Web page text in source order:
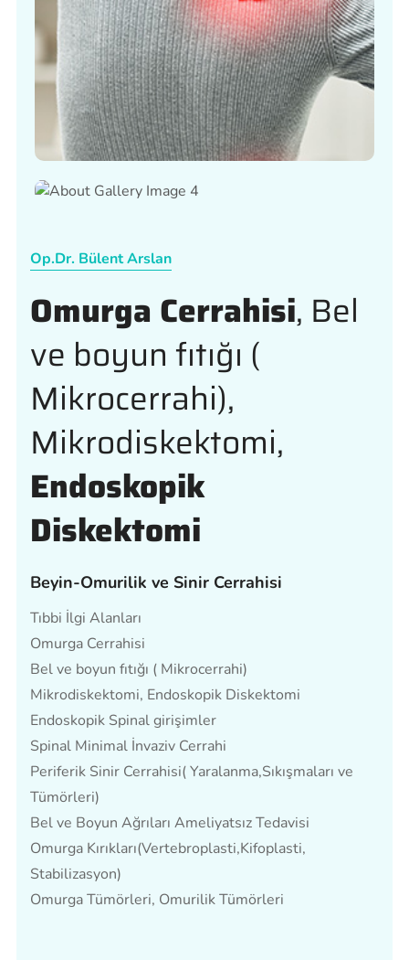
Op.Dr. Bülent Arslan
Omurga Cerrahisi, Bel
ve boyun fıtığı (
Mikrocerrahi),
Mikrodiskektomi,
Endoskopik
Diskektomi
Beyin-Omurilik ve Sinir Cerrahisi
Tıbbi İlgi Alanları
Omurga Cerrahisi
Bel ve boyun fıtığı ( Mikrocerrahi)
Mikrodiskektomi, Endoskopik Diskektomi
Endoskopik Spinal girişimler
Spinal Minimal İnvaziv Cerrahi
Periferik Sinir Cerrahisi( Yaralanma,Sıkışmaları ve
Tümörleri)
Bel ve Boyun Ağrıları Ameliyatsız Tedavisi
Omurga Kırıkları(Vertebroplasti,Kifoplasti,
Stabilizasyon)
Omurga Tümörleri, Omurilik Tümörleri